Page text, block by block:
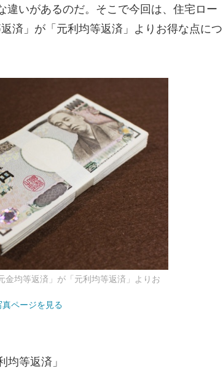
違いがあるのだ。そこで今回は、住宅ロー
済」が「元利均等返済」よりお得な点につ
金均等返済」が「元利均等返済」よりお
真ページを見る
均等返済」